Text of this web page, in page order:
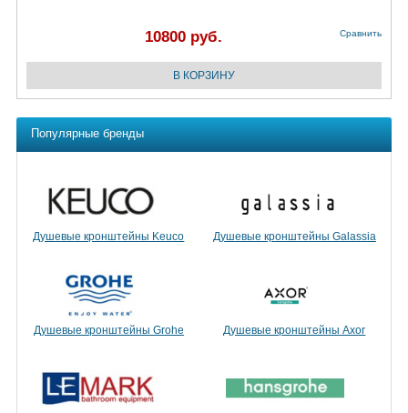
10800 руб. Сравнить
Популярные бренды
Душевые кронштейны Keuco Душевые кронштейны Galassia
Душевые кронштейны Grohe Душевые кронштейны Axor